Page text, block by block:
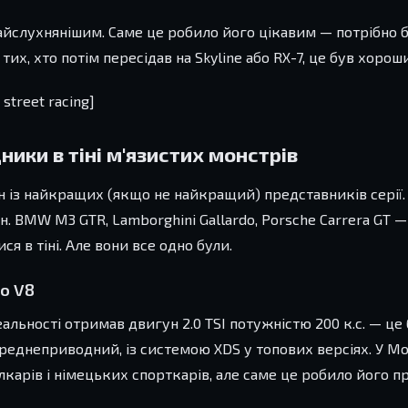
Саме це робило його цікавим — потрібно
хто потім пересідав на Skyline або RX-7, це був
street racing]
в тіні м'язистих монстрів
найкращих (якщо не найкращий) представників серії.
BMW M3 GTR, Lamborghini Gallardo, Porsche Carrera GT
в тіні. Але вони все одно були.
V8
отримав двигун 2.0 TSI потужністю 200 к.с. —
із системою XDS у топових версіях. У
і німецьких спорткарів, але саме це робило його